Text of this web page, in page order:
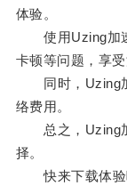
体验。
使用Uzing加速
卡顿等问题，享
同时，Uzing加
络费用。
总之，Uzing加
择。
快来下载体验